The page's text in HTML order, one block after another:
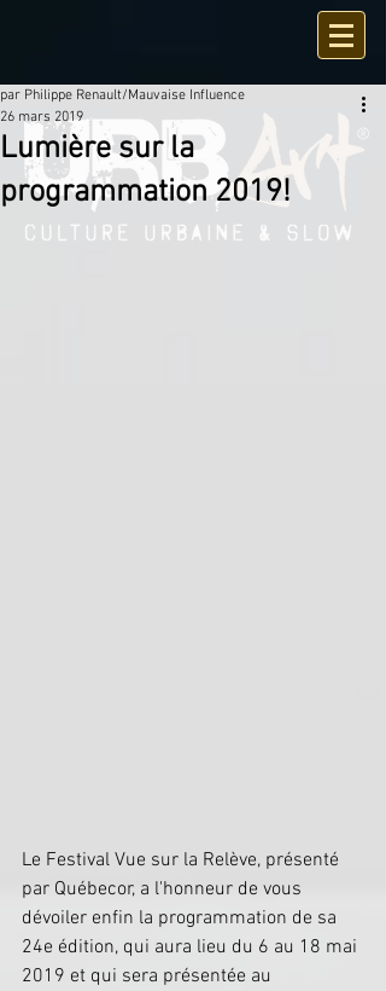
Lumière sur la
programmation 2019!
par Philippe Renault/Mauvaise Influence
26 mars 2019
Le Festival Vue sur la Relève, présenté
par Québecor, a l'honneur de vous
dévoiler enfin la programmation de sa
24e édition, qui aura lieu du 6 au 18 mai
2019 et qui sera présentée au